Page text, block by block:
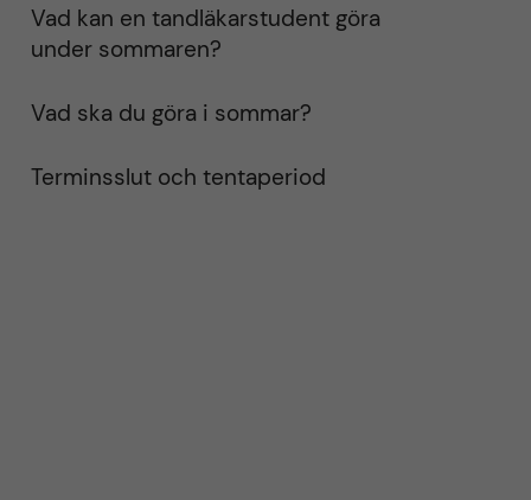
Vad kan en tandläkarstudent göra
under sommaren?
Vad ska du göra i sommar?
Terminsslut och tentaperiod